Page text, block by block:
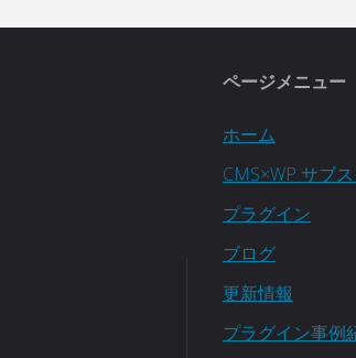
ページメニュー
ホーム
CMS×WP サブス
プラグイン
ブログ
更新情報
プラグイン事例